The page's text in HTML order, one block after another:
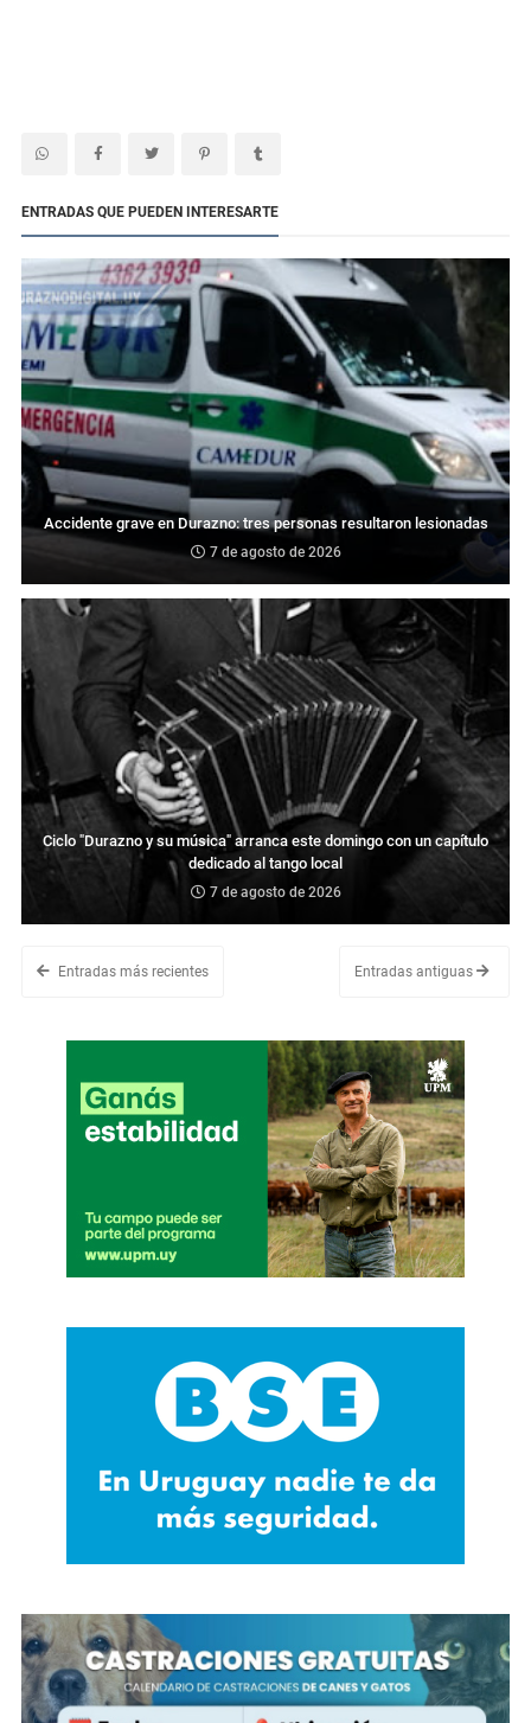
ENTRADAS QUE PUEDEN INTERESARTE
Accidente grave en Durazno: tres personas resultaron lesionadas
7 de agosto de 2026
Ciclo "Durazno y su música" arranca este domingo con un capítulo
dedicado al tango local
7 de agosto de 2026
Entradas más recientes Entradas antiguas